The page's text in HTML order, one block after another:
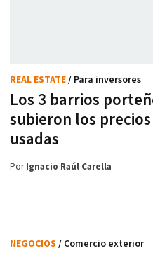
Los 3 barrios
subieron los
usadas
REAL ESTATE/ Para inversores
PorIgnacio Raúl Carella
NEGOCIOS / Comercio exterior